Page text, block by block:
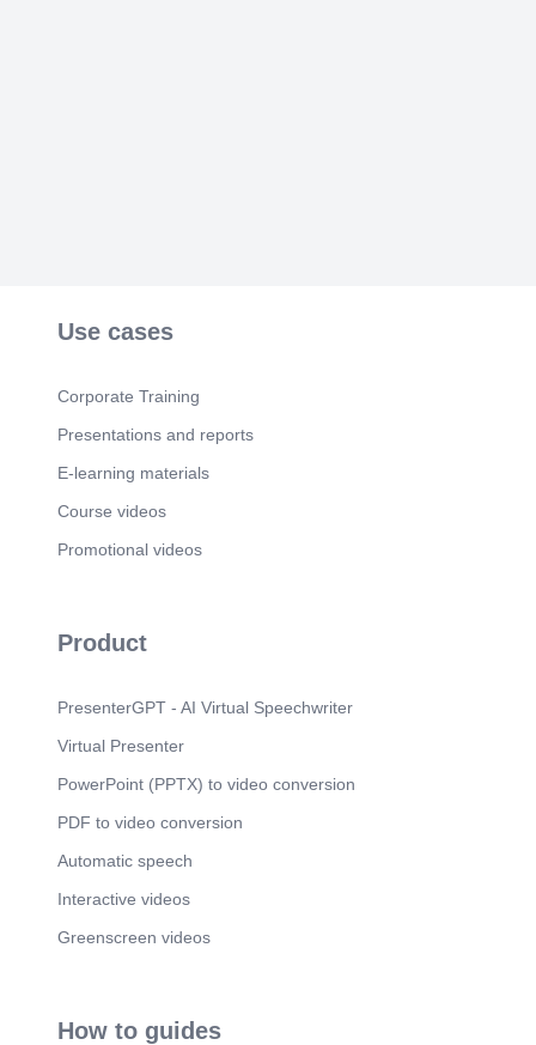
Use cases
Corporate Training
Presentations and reports
E-learning materials
Course videos
Promotional videos
Product
PresenterGPT - AI Virtual Speechwriter
Virtual Presenter
PowerPoint (PPTX) to video conversion
PDF to video conversion
Automatic speech
Interactive videos
Greenscreen videos
How to guides